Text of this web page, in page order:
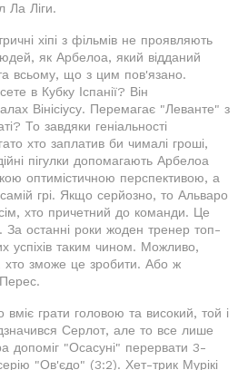
Ла Ліги.
хіпі з фільмів не проявляють
як Арбелоа, який відданий
всьому, що з цим пов'язано.
в Кубку Іспанії? Він
Вінісіусу. Перемагає "Леванте" з
То завдяки геніальності
хто заплатив би чималі гроші,
пігулки допомагають Арбелоа
оптимістичною перспективою, а
грі. Якщо серйозно, то Альваро
хто причетний до команди. Це
За останні роки жоден тренер топ-
успіхів таким чином. Можливо,
зможе це зробити. Або ж
вміє грати головою та високий, той і
Серлот, але то все лише
допоміг "Осасуні" перервати 3-
"Ов'єдо" (3:2). Хет-трик Мурікі